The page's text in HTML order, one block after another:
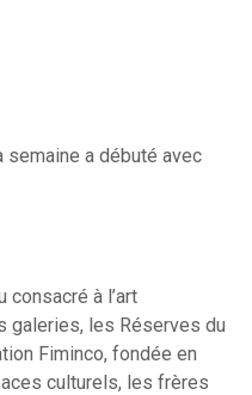
semaine a débuté avec
consacré à l’art
galeries, les Réserves du
Fiminco, fondée en
culturels, les frères